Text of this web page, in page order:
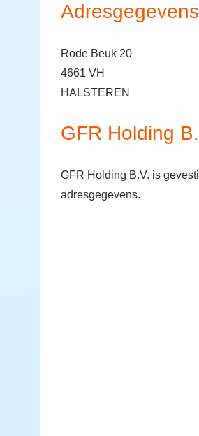
Adresgegevens
Rode Beuk 20
4661 VH
HALSTEREN
GFR Holding
GFR Holding B.V. is
adresgegevens.